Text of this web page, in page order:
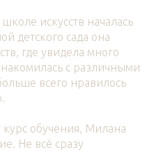
искусств началась
детского сада она
где увидела много
с различными
всего нравилось
обучения, Милана
Не всё сразу